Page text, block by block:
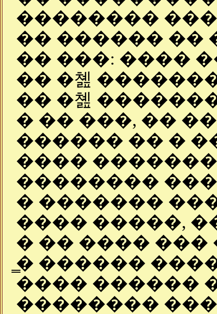
��������
�� ������ ��
�� ���: ����
�� �쳺
�� �쳺
� �� ���, ��
������ �� �
����
��������
� �������
���� �����,
� �� ���� ���
̳� ������
���� ������
��������